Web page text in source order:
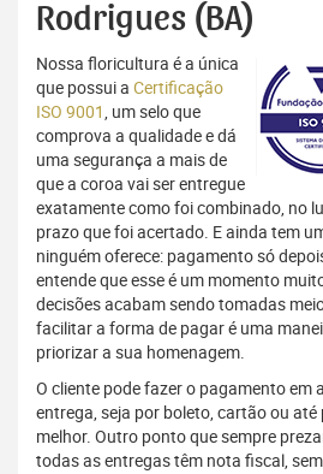
Rodrigues (BA)
Nossa floricultura é a única
que possui a Certificação
ISO 9001, um selo que
comprova a qualidade e dá
uma segurança a mais de
que a coroa vai ser entregue
exatamente como foi combinado, no
prazo que foi acertado. E ainda tem
ninguém oferece: pagamento só
entende que esse é um momento
decisões acabam sendo tomadas
facilitar a forma de pagar é uma
priorizar a sua homenagem.
O cliente pode fazer o pagamento em
entrega, seja por boleto, cartão ou até
melhor. Outro ponto que sempre
todas as entregas têm nota fiscal,